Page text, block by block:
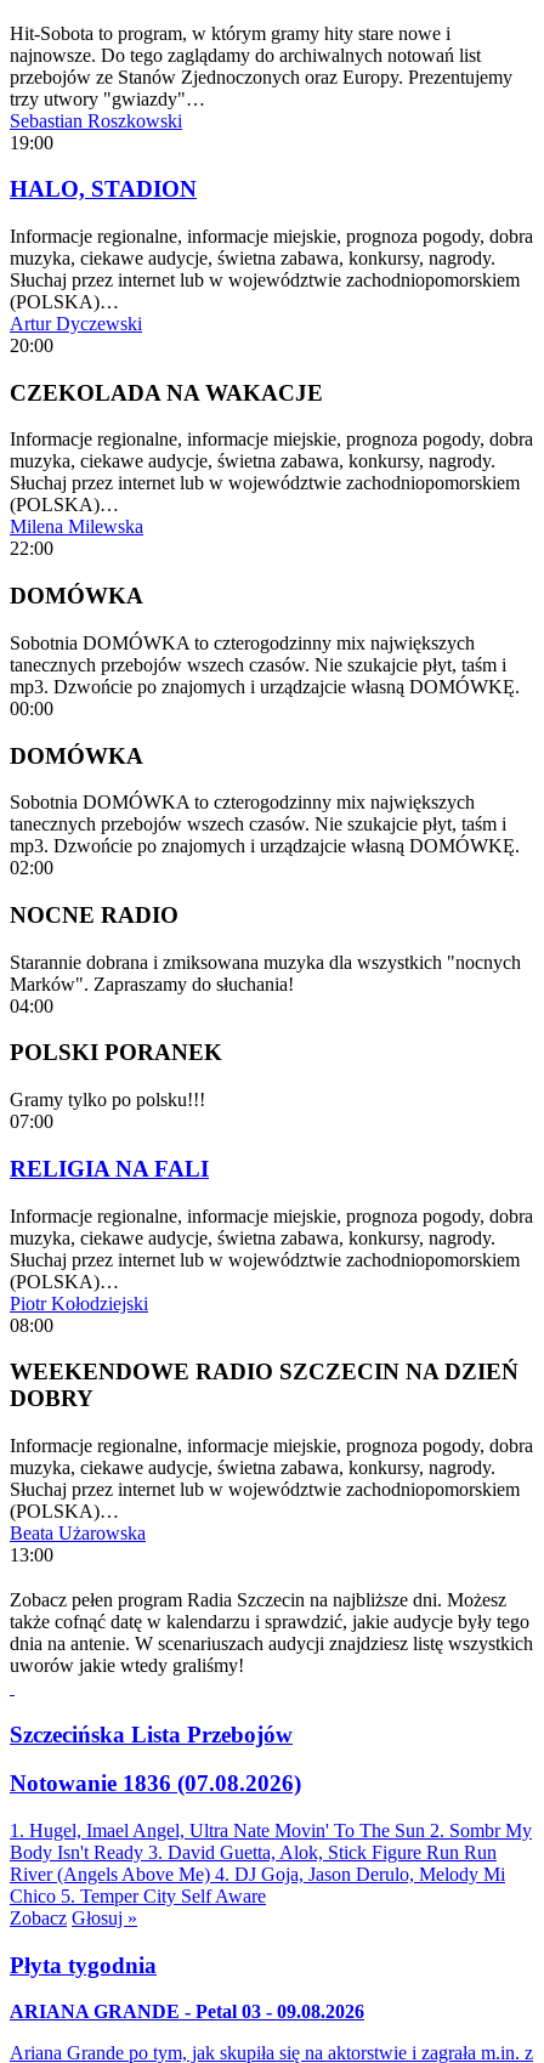
Hit-Sobota to program, w którym gramy hity stare nowe i
najnowsze. Do tego zaglądamy do archiwalnych notowań list
przebojów ze Stanów Zjednoczonych oraz Europy. Prezentujemy
trzy utwory "gwiazdy"…
Sebastian Roszkowski
19:00
HALO, STADION
Informacje regionalne, informacje miejskie, prognoza pogody, dobra
muzyka, ciekawe audycje, świetna zabawa, konkursy, nagrody.
Słuchaj przez internet lub w województwie zachodniopomorskiem
(POLSKA)…
Artur Dyczewski
20:00
CZEKOLADA NA WAKACJE
Informacje regionalne, informacje miejskie, prognoza pogody, dobra
muzyka, ciekawe audycje, świetna zabawa, konkursy, nagrody.
Słuchaj przez internet lub w województwie zachodniopomorskiem
(POLSKA)…
Milena Milewska
22:00
DOMÓWKA
Sobotnia DOMÓWKA to czterogodzinny mix największych
tanecznych przebojów wszech czasów. Nie szukajcie płyt, taśm i
mp3. Dzwońcie po znajomych i urządzajcie własną DOMÓWKĘ.
00:00
DOMÓWKA
Sobotnia DOMÓWKA to czterogodzinny mix największych
tanecznych przebojów wszech czasów. Nie szukajcie płyt, taśm i
mp3. Dzwońcie po znajomych i urządzajcie własną DOMÓWKĘ.
02:00
NOCNE RADIO
Starannie dobrana i zmiksowana muzyka dla wszystkich "nocnych
Marków". Zapraszamy do słuchania!
04:00
POLSKI PORANEK
Gramy tylko po polsku!!!
07:00
RELIGIA NA FALI
Informacje regionalne, informacje miejskie, prognoza pogody, dobra
muzyka, ciekawe audycje, świetna zabawa, konkursy, nagrody.
Słuchaj przez internet lub w województwie zachodniopomorskiem
(POLSKA)…
Piotr Kołodziejski
08:00
WEEKENDOWE RADIO SZCZECIN NA DZIEŃ
DOBRY
Informacje regionalne, informacje miejskie, prognoza pogody, dobra
muzyka, ciekawe audycje, świetna zabawa, konkursy, nagrody.
Słuchaj przez internet lub w województwie zachodniopomorskiem
(POLSKA)…
Beata Użarowska
13:00
Zobacz pełen program Radia Szczecin na najbliższe dni. Możesz
także cofnąć datę w kalendarzu i sprawdzić, jakie audycje były tego
dnia na antenie. W scenariuszach audycji znajdziesz listę wszystkich
uworów jakie wtedy graliśmy!
Szczecińska Lista Przebojów
Notowanie 1836 (07.08.2026)
1. Hugel, Imael Angel, Ultra Nate Movin' To The Sun 2. Sombr My
Body Isn't Ready 3. David Guetta, Alok, Stick Figure Run Run
River (Angels Above Me) 4. DJ Goja, Jason Derulo, Melody Mi
Chico 5. Temper City Self Aware
Zobacz Głosuj »
Płyta tygodnia
ARIANA GRANDE - Petal 03 - 09.08.2026
Ariana Grande po tym, jak skupiła się na aktorstwie i zagrała m.in. z